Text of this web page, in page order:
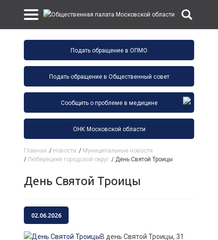
Подать обращение в ОПМО
Подать обращение в Общественный совет
Сообщить о проблеме в медицине
ОНК Московской области
Главная / Новости / Муниципальные новости
/ Люберецкий городской округ / День Святой Троицы
День Святой Троицы
02.06.2026
В день Святой Троицы, 31